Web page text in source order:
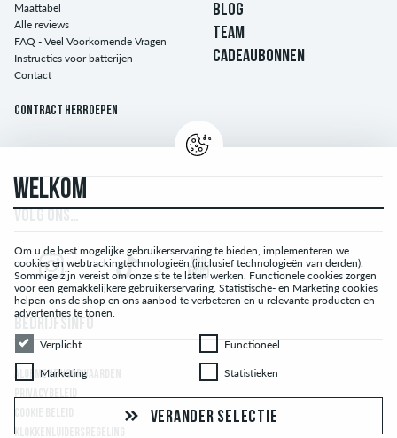
Maattabel
Alle reviews
FAQ - Veel Voorkomende Vragen
Instructies voor batterijen
Contact
Contract herroepen
BLOG
TEAM
CADEAUBONNEN
ALGEMENE VOORWAARDEN
PRIVACYBELEID
KLOKKENLUIDERSREGELING
WELKOM
Om u de best mogelijke gebruikerservaring te bieden, implementeren we
cookies en webtrackingtechnologieën (inclusief technologieën van derden).
Sommige zijn vereist om onze site te laten werken. Functionele cookies zorgen
voor een gemakkelijkere gebruikerservaring. Statistische- en Marketing cookies
helpen ons de shop en ons aanbod te verbeteren en u relevante producten en
advertenties te tonen.
VerplichtVerplicht Functioneel
Functioneel
MarketingMarketing Statistieken
Statistieken
VERANDER SELECTIE